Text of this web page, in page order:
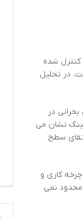
کنترل شده
در تحلیل
در
نشان می
سطح
کاری و
محدود نمی